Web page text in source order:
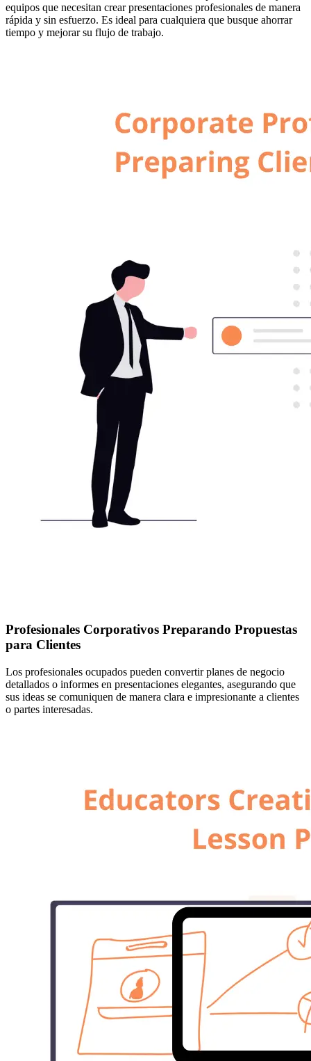
equipos que necesitan crear presentaciones profesionales de manera
rápida y sin esfuerzo. Es ideal para cualquiera que busque ahorrar
tiempo y mejorar su flujo de trabajo.
Profesionales Corporativos Preparando Propuestas
para Clientes
Los profesionales ocupados pueden convertir planes de negocio
detallados o informes en presentaciones elegantes, asegurando que
sus ideas se comuniquen de manera clara e impresionante a clientes
o partes interesadas.